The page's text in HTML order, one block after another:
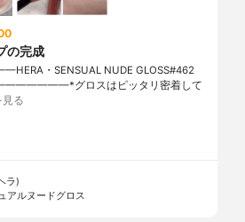
の完成
・SENSUAL NUDE GLOSS#462
グロスはピッタリ密着して
見る
ラ)
アルヌードグロス